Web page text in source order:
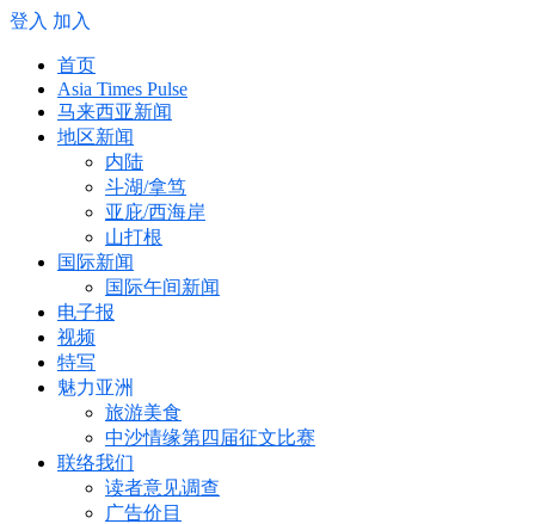
登入 加入
首页
Asia Times Pulse
马来西亚新闻
地区新闻
内陆
斗湖/拿笃
亚庇/西海岸
山打根
国际新闻
国际午间新闻
电子报
视频
特写
魅力亚洲
旅游美食
中沙情缘第四届征文比赛
联络我们
读者意见调查
广告价目